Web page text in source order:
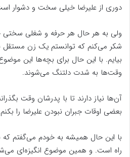
دوری از علیرضا خیلی سخت و دشوار
ولی به هر حال هر حرفه و شغلی سختی
شکر می‌کنم که توانستم یک زن مستقل
بیایم. با این حال برای بچه‌ها این
وقت‌ها به شدت دلتنگ می‌شوند.
آن‌ها نیاز دارند تا با پدرشان وقت
بعضی اوقات جبران نبودن علیرضا را
با این حال همیشه به خودم می‌گفتم
راه است. و همین موضوع انگیزه‌ای